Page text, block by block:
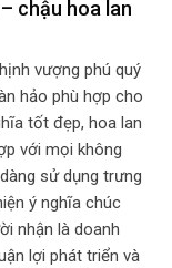
chậu hoa lan
vượng phú quý
hảo phù hợp cho
tốt đẹp, hoa lan
với mọi không
sử dụng trưng
ý nghĩa chúc
nhận là doanh
lợi phát triển và